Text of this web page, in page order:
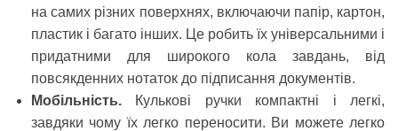
на самих різних поверхнях, включаючи папір, картон,
пластик і багато інших. Це робить їх універсальними і
придатними для широкого кола завдань, від
повсякденних нотаток до підписання документів.
Мобільність. Кулькові ручки компактні і легкі,
завдяки чому їх легко переносити. Ви можете легко